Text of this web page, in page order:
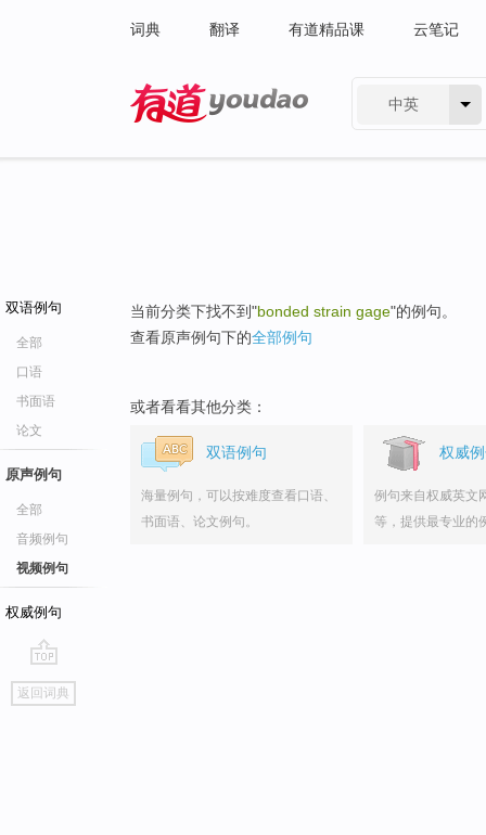
词典 翻译 有道精品课 云笔记
中英
双语例句
全部
口语
书面语
论文
原声例句
全部
音频例句
视频例句
权威例句
go
top
返回词典
当前分类下找不到"bonded strain gage"的例句。
查看原声例句下的全部例句
或者看看其他分类：
双语例句
海量例句，可以按难度查看口语、
书面语、论文例句。
权威
例句来自权威英文
等，提供最专业的